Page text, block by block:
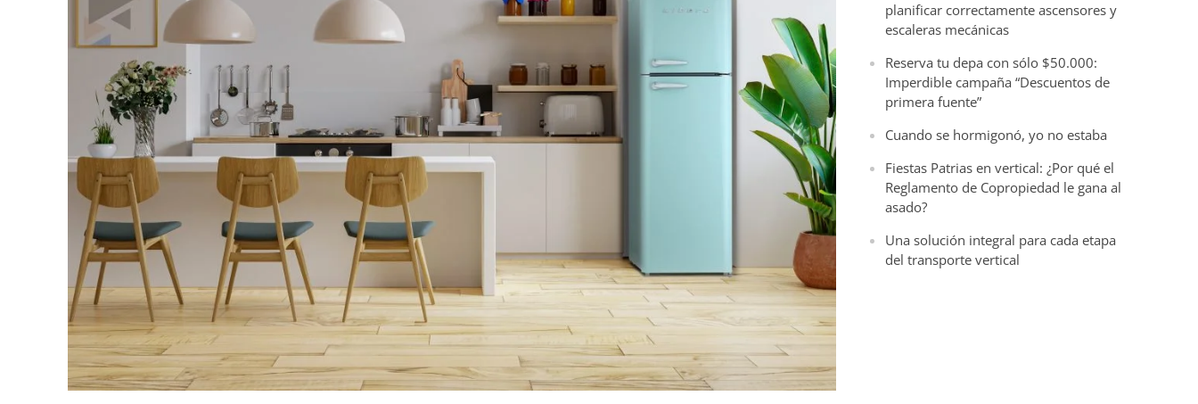
planificar correctamente ascensores y
escaleras mecánicas
Reserva tu depa con sólo $50.000:
Imperdible campaña “Descuentos de
primera fuente”
Cuando se hormigonó, yo no estaba
Fiestas Patrias en vertical: ¿Por qué el
Reglamento de Copropiedad le gana al
asado?
Una solución integral para cada etapa
del transporte vertical